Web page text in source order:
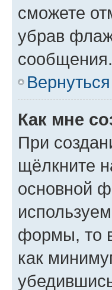
сможете
убрав
сообщения.
Как мне
При
щёлкните
основной
формы, то
как